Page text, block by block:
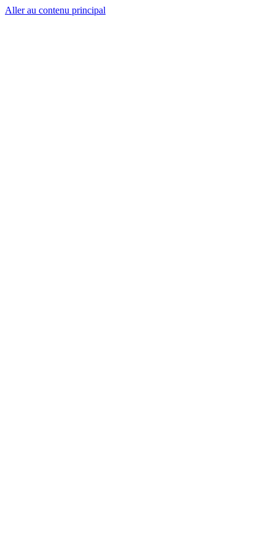
Aller au contenu principal